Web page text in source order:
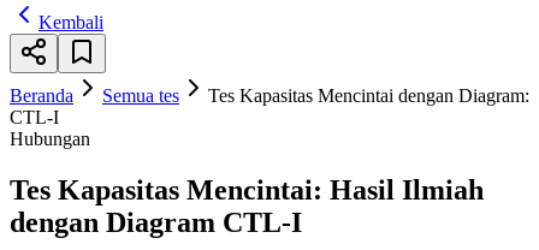
Kembali
Beranda Semua tes
Tes Kapasitas Mencintai dengan Diagram:
CTL-I
Hubungan
Tes Kapasitas Mencintai: Hasil Ilmiah
dengan Diagram CTL-I